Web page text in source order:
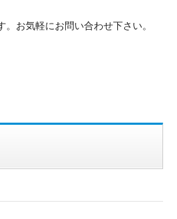
お気軽にお問い合わせ下さい。